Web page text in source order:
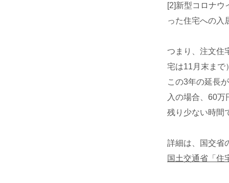
[2]新型コロナウ
った住宅への入
つまり、注文住
宅は11月末まで
この3年の延長
入の場合、60
残り少ない時間
詳細は、国交省
国土交通省「住